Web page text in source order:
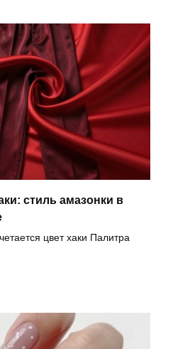
стиль амазонки в
цвет хаки Палитра